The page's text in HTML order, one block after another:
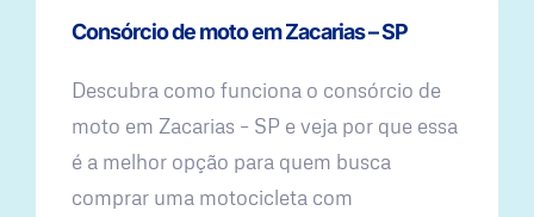
Consórcio de moto em Zacarias – SP
Descubra como funciona o consórcio de
moto em Zacarias – SP e veja por que essa
é a melhor opção para quem busca
comprar uma motocicleta com